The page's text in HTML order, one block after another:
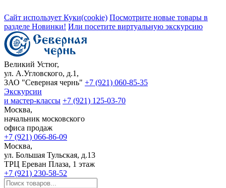
Сайт использует Куки(cookie) Посмотрите новые товары в
разделе Новинки! Или посетите виртуальную экскурсию
Великий Устюг,
ул. А.Угловского, д.1,
ЗАО "Северная чернь" +7 (921) 060-85-35
Экскурсии
и мастер-классы +7 (921) 125-03-70
Москва,
начальник московского
офиса продаж
+7 (921) 066-86-09
Москва,
ул. Большая Тульская, д.13
ТРЦ Ереван Плаза, 1 этаж
+7 (921) 230-58-52